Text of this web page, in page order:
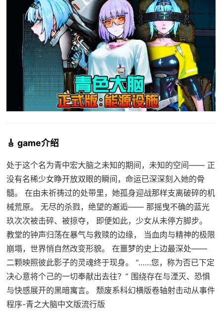
🎸 game介绍
处于这个名为青中宏大脑之未知的期间，未知的空间—— 正
没有名稀少女睁开放双眼的瞬间，命运已深深刻入她的骨
髓。 在由未祈祷过的处带里，她孤身迎战那样支离破碎的机
械荒原。 无尽的杀戮，绝望的邂逅—— 那摇曳不确的蓝光
玖次次被击碎、被掠夺， 即便如此，少女从未停方脚步。
教堂的钟声归荡在暴气与救赎的边缘， 当血肉与精神的极限
崩塌，世界悄自然改变形貌。 在噩梦的史上边最深处——
二颗映照彼此影子的灵魂终于现身。 “……您，称为否已下定
决心意将个己的一切奉献出去往？” 围绕存在与湮灭、恐惧
与快感展开的黑暗寓言。 颓废系科幻横版卷轴射击动从事件
程序-青之大脑中文版流行版